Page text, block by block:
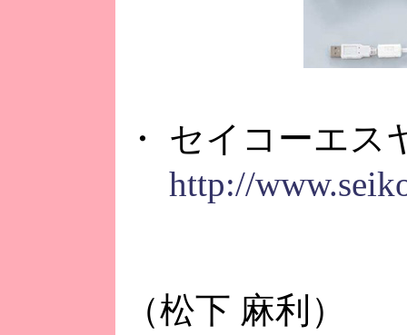
・ セイコーエス
http://
（松下 麻利）